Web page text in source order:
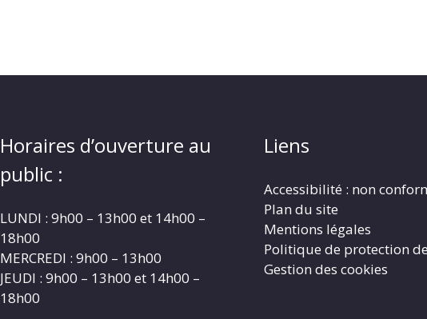
Horaires d’ouverture au
public :
LUNDI : 9h00 – 13h00 et 14h00 –
18h00
MERCREDI : 9h00 – 13h00
JEUDI : 9h00 – 13h00 et 14h00 –
18h00
Liens
Accessibilité : non
Plan du site
Mentions légales
Politique de protection
Gestion des cookies